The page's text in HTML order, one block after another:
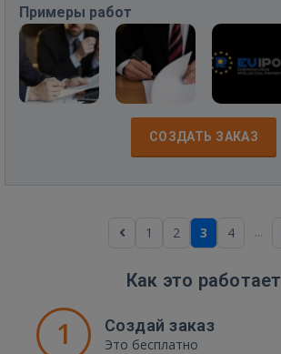
Примеры работ
СОЗДАТЬ ЗАКАЗ
1 2 3 4 ...
Как это работает
1 Создай заказ
Это бесплатно